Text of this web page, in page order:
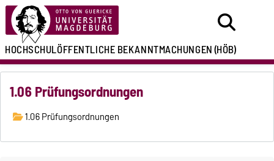
HOCHSCHULÖFFENTLICHEBEKANNTMACHUNGEN(HÖB)
1.06 Prüfungsordnungen
1.06 Prüfungsordnungen